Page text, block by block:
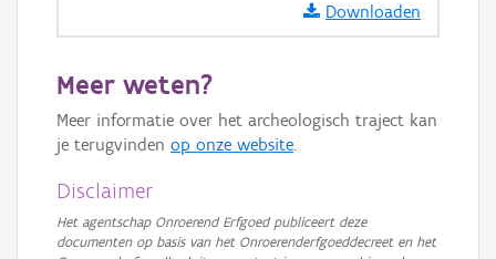
Downloaden
Meer weten?
Meer informatie over het archeologisch traject kan
je terugvinden op onze website.
Disclaimer
Het agentschap Onroerend Erfgoed publiceert deze
documenten op basis van het Onroerenderfgoeddecreet en het